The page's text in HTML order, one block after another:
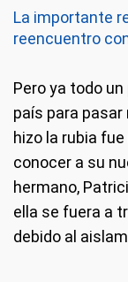
La importante
reencuentro
Pero ya todo
país para pasar
hizo la rubia
conocer a su
hermano,
ella se fuera a
debido al